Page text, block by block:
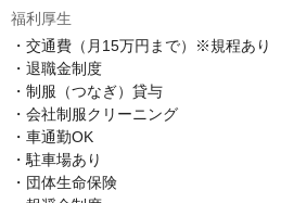
福利厚生
・交通費（月15万円まで）※規程あり
・退職金制度
・制服（つなぎ）貸与
・会社制服クリーニング
・車通勤OK
・駐車場あり
・団体生命保険